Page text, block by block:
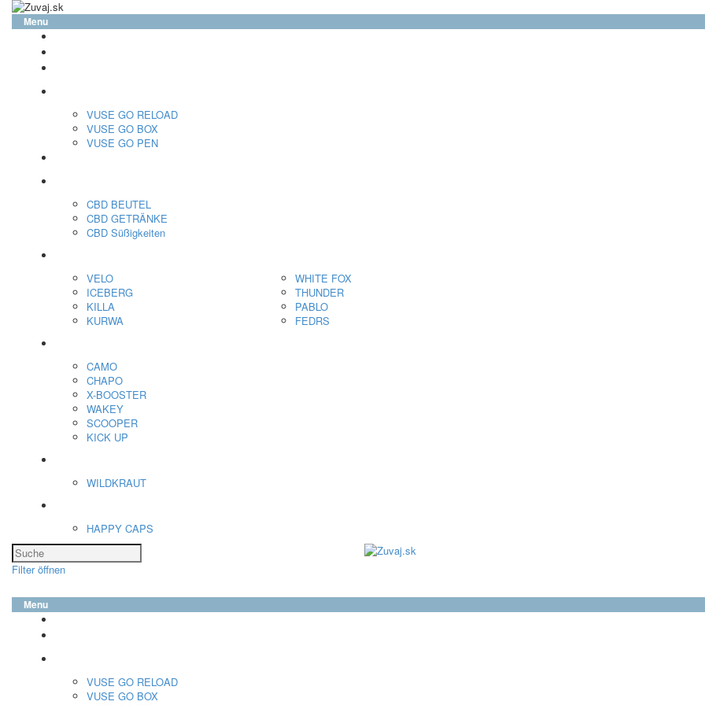
Menu
VUSE GO RELOAD
VUSE GO BOX
VUSE GO PEN
CBD BEUTEL
CBD GETRÄNKE
CBD Süßigkeiten
VELO
ICEBERG
KILLA
KURWA
WHITE FOX
THUNDER
PABLO
FEDRS
CAMO
CHAPO
X-BOOSTER
WAKEY
SCOOPER
KICK UP
WILDKRAUT
HAPPY CAPS
Filter öffnen
Menu
VUSE GO RELOAD
VUSE GO BOX